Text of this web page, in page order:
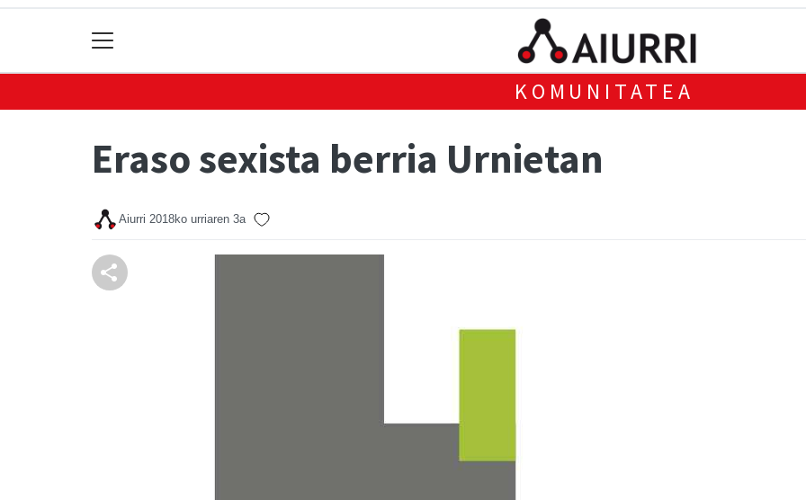
KOMUNITATEA
Eraso sexista berria Urnietan
Aiurri 2018ko urriaren 3a